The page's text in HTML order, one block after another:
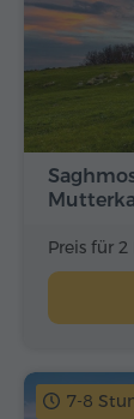
Preis für 2
7-8